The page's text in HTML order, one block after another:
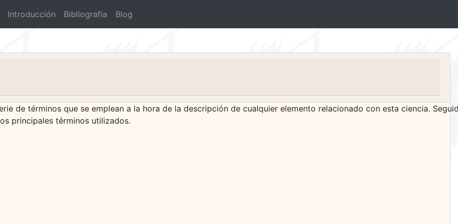
Introducción Bibliografia Blog
de términos que se emplean a la hora de la descripción de cualquier elemento relacionado con esta ciencia.
principales términos utilizados.